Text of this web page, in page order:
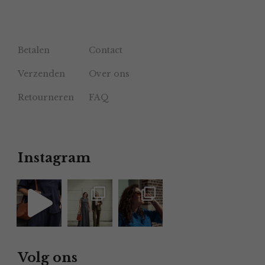
Betalen Contact
Verzenden Over ons
Retourneren FAQ
Instagram
Volg ons